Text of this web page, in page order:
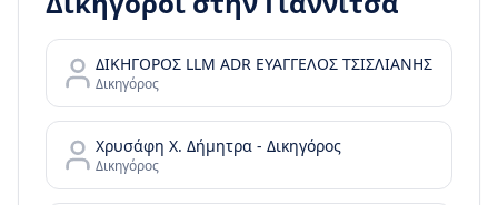
ΔΙΚΗΓΟΡΟΣ LLM ADR ΕΥΑΓΓΕΛΟΣ ΤΣΙΣΛΙΑΝΗΣ
Δικηγόρος
Χρυσάφη Χ. Δήμητρα - Δικηγόρος
Δικηγόρος